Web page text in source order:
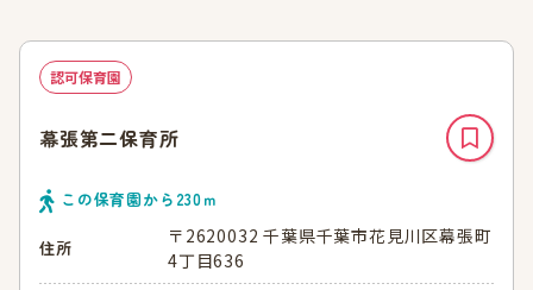
認可保育園
幕張第二保育所
この保育園から 230ｍ
住所
〒2620032 千葉県千葉市花見川区幕張町
4丁目636